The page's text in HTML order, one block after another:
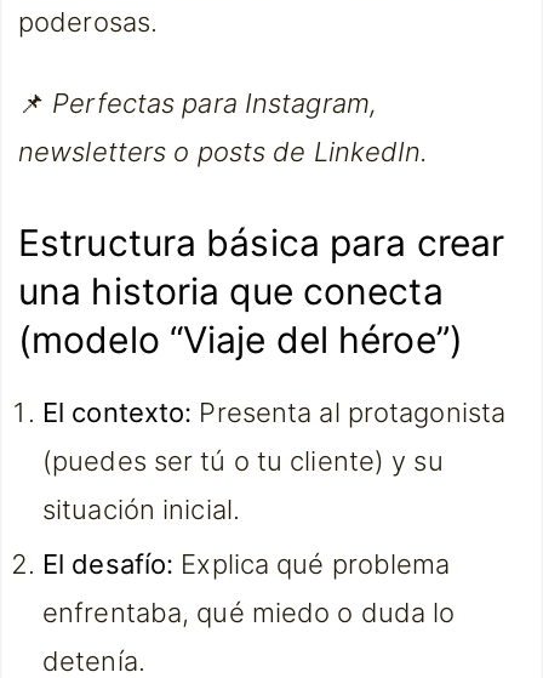
poderosas.
📌 Perfectas para Instagram,
newsletters o posts de LinkedIn.
Estructura básica para crear
una historia que conecta
(modelo “Viaje del héroe”)
El contexto: Presenta al protagonista
(puedes ser tú o tu cliente) y su
situación inicial.
El desafío: Explica qué problema
enfrentaba, qué miedo o duda lo
detenía.